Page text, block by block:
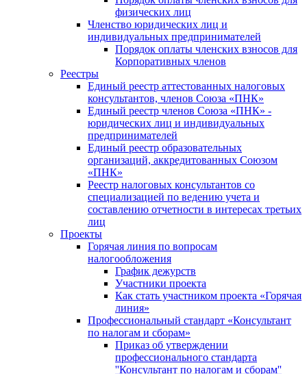
физических лиц
Членство юридических лиц и
индивидуальных предпринимателей
Порядок оплаты членских взносов для
Корпоративных членов
Реестры
Единый реестр аттестованных налоговых
консультантов, членов Союза «ПНК»
Единый реестр членов Союза «ПНК» -
юридических лиц и индивидуальных
предпринимателей
Единый реестр образовательных
организаций, аккредитованных Союзом
«ПНК»
Реестр налоговых консультантов со
специализацией по ведению учета и
составлению отчетности в интересах третьих
лиц
Проекты
Горячая линия по вопросам
налогообложения
График дежурств
Участники проекта
Как стать участником проекта «Горячая
линия»
Профессиональный стандарт «Консультант
по налогам и сборам»
Приказ об утверждении
профессионального стандарта
''Консультант по налогам и сборам''